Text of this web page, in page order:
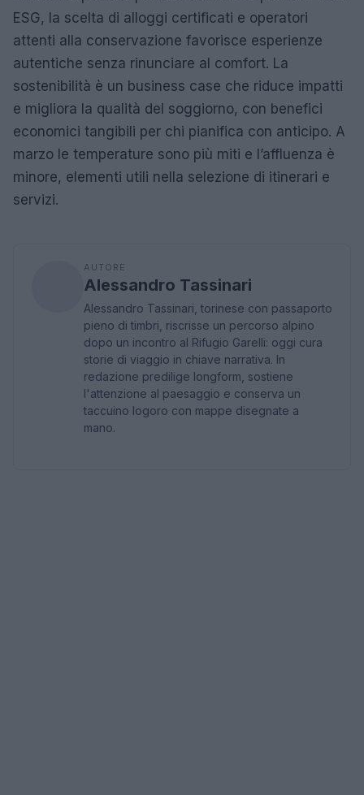
ESG, la scelta di alloggi certificati e operatori
attenti alla conservazione favorisce esperienze
autentiche senza rinunciare al comfort. La
sostenibilità è un business case che riduce impatti
e migliora la qualità del soggiorno, con benefici
economici tangibili per chi pianifica con anticipo. A
marzo le temperature sono più miti e l’affluenza è
minore, elementi utili nella selezione di itinerari e
servizi.
AUTORE
Alessandro Tassinari
Alessandro Tassinari, torinese con passaporto
pieno di timbri, riscrisse un percorso alpino
dopo un incontro al Rifugio Garelli: oggi cura
storie di viaggio in chiave narrativa. In
redazione predilige longform, sostiene
l'attenzione al paesaggio e conserva un
taccuino logoro con mappe disegnate a
mano.